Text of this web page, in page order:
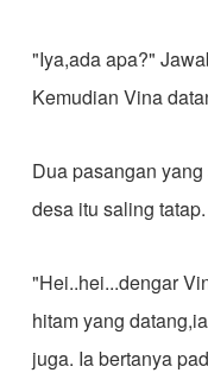
"Iya,ada apa?"
Kemudian Vina
Dua pasangan
desa itu saling
"Hei..hei...dengar
hitam yang
juga. Ia bertanya